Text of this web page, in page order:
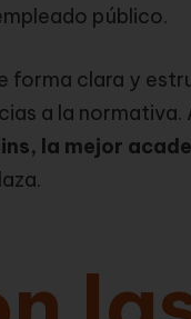
público.
forma clara y
a la normativa.
la mejor